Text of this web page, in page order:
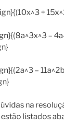
+
–
–
na
listados